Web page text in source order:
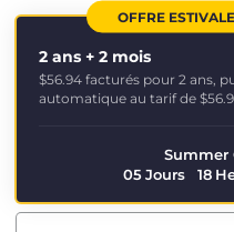
OFFRE
2 ans + 2 mois
$56.94 facturés pour 2 ans,
automatique au tarif de
Summer
05 Jours 18